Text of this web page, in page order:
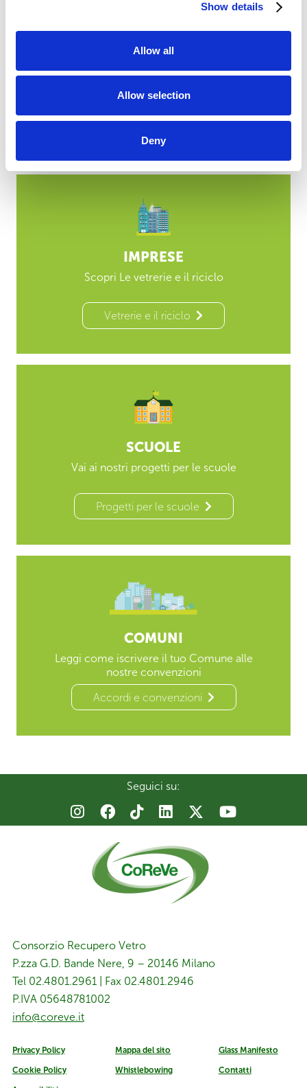
Show details
Allow all
Allow selection
Deny
Regole del riciclo
IMPRESE
Scopri Le vetrerie e il riciclo
Vetrerie e il riciclo
SCUOLE
Vai ai nostri progetti per le scuole
Progetti per le scuole
COMUNI
Leggi come iscrivere il tuo Comune alle
nostre convenzioni
Accordi e convenzioni
Seguici su:
Consorzio Recupero Vetro
P.zza G.D. Bande Nere, 9 – 20146 Milano
Tel 02.4801.2961 | Fax 02.4801.2946
P.IVA 05648781002
info@coreve.it
Privacy Policy
Cookie Policy
Mappa del sito
Whistlebowing
Glass Manifesto
Contatti